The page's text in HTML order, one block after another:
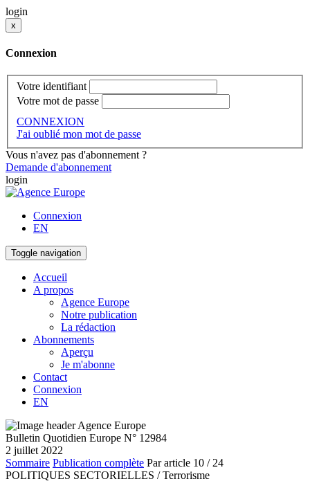
login
x
Connexion
Votre identifiant
Votre mot de passe
CONNEXION
J'ai oublié mon mot de passe
Vous n'avez pas d'abonnement ?
Demande d'abonnement
login
Connexion
EN
Toggle navigation
Accueil
A propos
Agence Europe
Notre publication
La rédaction
Abonnements
Aperçu
Je m'abonne
Contact
Connexion
EN
Bulletin Quotidien Europe N° 12984
2 juillet 2022
Sommaire Publication complète Par article 10 / 24
POLITIQUES SECTORIELLES / Terrorisme